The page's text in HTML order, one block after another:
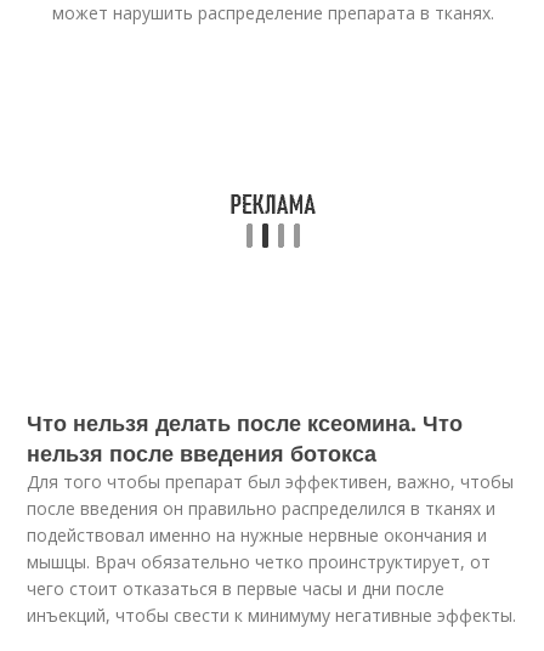
может нарушить распределение препарата в тканях.
Что нельзя делать после ксеомина. Что
нельзя после введения ботокса
Для того чтобы препарат был эффективен, важно, чтобы
после введения он правильно распределился в тканях и
подействовал именно на нужные нервные окончания и
мышцы. Врач обязательно четко проинструктирует, от
чего стоит отказаться в первые часы и дни после
инъекций, чтобы свести к минимуму негативные эффекты.